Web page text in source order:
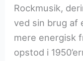
Rockmusik,
ved sin brug af
mere energisk
opstod i